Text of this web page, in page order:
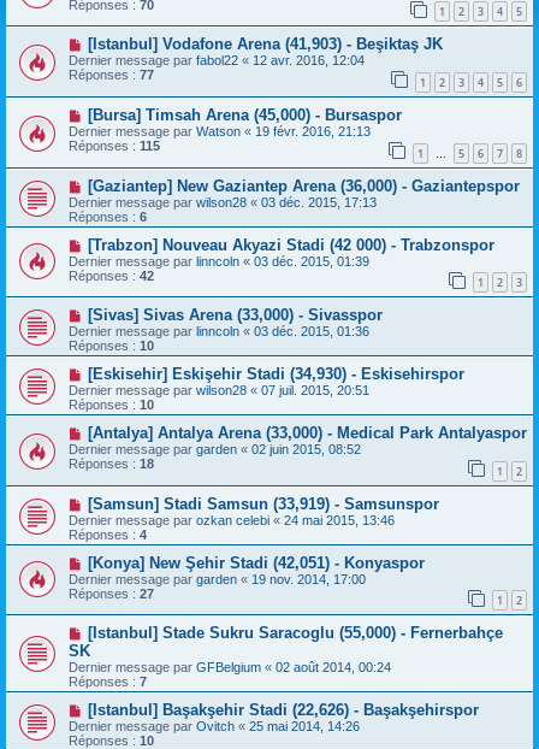
Réponses : 70 1 2 3 4 5
[Istanbul] Vodafone Arena (41,903) - Beşiktaş JK
Dernier message par fabol22 « 12 avr. 2016, 12:04
Réponses : 77 1 2 3 4 5 6
[Bursa] Timsah Arena (45,000) - Bursaspor
Dernier message par Watson « 19 févr. 2016, 21:13
Réponses : 115 1 … 5 6 7 8
[Gaziantep] New Gaziantep Arena (36,000) - Gaziantepspor
Dernier message par wilson28 « 03 déc. 2015, 17:13
Réponses : 6
[Trabzon] Nouveau Akyazi Stadi (42 000) - Trabzonspor
Dernier message par linncoln « 03 déc. 2015, 01:39
Réponses : 42 1 2 3
[Sivas] Sivas Arena (33,000) - Sivasspor
Dernier message par linncoln « 03 déc. 2015, 01:36
Réponses : 10
[Eskisehir] Eskişehir Stadi (34,930) - Eskisehirspor
Dernier message par wilson28 « 07 juil. 2015, 20:51
Réponses : 10
[Antalya] Antalya Arena (33,000) - Medical Park Antalyaspor
Dernier message par garden « 02 juin 2015, 08:52
Réponses : 18 1 2
[Samsun] Stadi Samsun (33,919) - Samsunspor
Dernier message par ozkan celebi « 24 mai 2015, 13:46
Réponses : 4
[Konya] New Şehir Stadi (42,051) - Konyaspor
Dernier message par garden « 19 nov. 2014, 17:00
Réponses : 27 1 2
[Istanbul] Stade Sukru Saracoglu (55,000) - Fernerbahçe
SK
Dernier message par GFBelgium « 02 août 2014, 00:24
Réponses : 7
[Istanbul] Başakşehir Stadi (22,626) - Başakşehirspor
Dernier message par Ovitch « 25 mai 2014, 14:26
Réponses : 10